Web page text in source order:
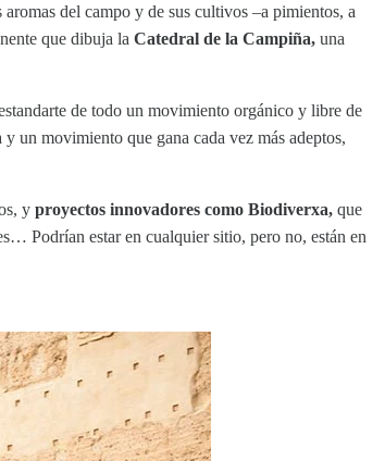
del campo y de sus cultivos –a pimientos, a
que dibuja la Catedral de la Campiña, una
de todo un movimiento orgánico y libre de
un movimiento que gana cada vez más adeptos,
y proyectos innovadores como Biodiverxa, que
Podrían estar en cualquier sitio, pero no, están en